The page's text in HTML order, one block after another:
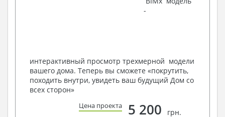
условий, за дополнительную плату.
Получить профессиональную консультацию у
наших специалистов, Вы можете любым
способом связи: закажите обратный звонок,
по viber, e-mail, телефон -
-
интерактивный просмотр трехмерной модели
вашего дома. Теперь вы сможете «покрутить,
походить внутри, увидеть ваш будущий Дом со
всех сторон»
Цена проекта 5 200 грн.